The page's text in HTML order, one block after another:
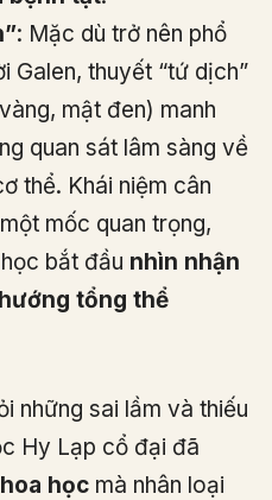
: Mặc dù trở nên phổ
Galen, thuyết “tứ dịch”
mật đen) manh
quan sát lâm sàng về
thể. Khái niệm cân
mốc quan trọng,
bắt đầu nhìn nhận
tổng thể
những sai lầm và thiếu
Hy Lạp cổ đại đã
học mà nhân loại